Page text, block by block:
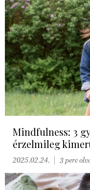
Mindfulness: 3
érzelmileg
2025.02.24. 3 perc